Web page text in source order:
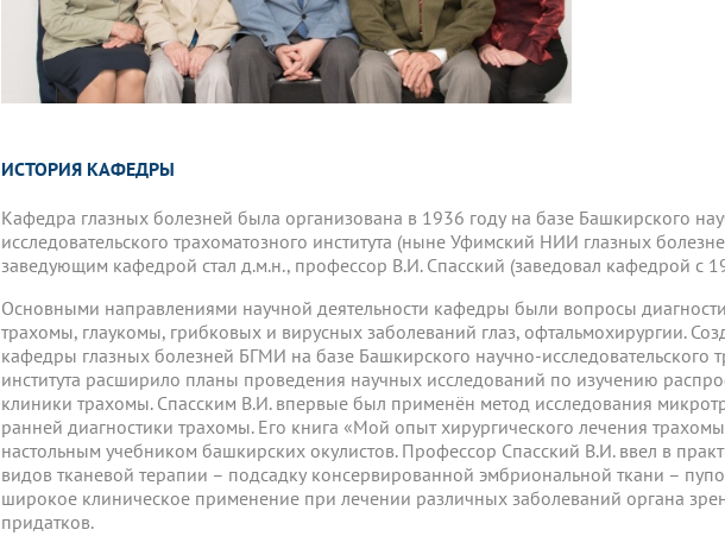
ИСТОРИЯ КАФЕДРЫ
Кафедра глазных болезней была организована в 1936 году на базе Башкирского
исследовательского трахоматозного института (ныне Уфимский НИИ глазных
заведующим кафедрой стал д.м.н., профессор В.И. Спасский (заведовал кафедрой с
Основными направлениями научной деятельности кафедры были вопросы
трахомы, глаукомы, грибковых и вирусных заболеваний глаз, офтальмохирургии.
кафедры глазных болезней БГМИ на базе Башкирского научно-исследовательского
института расширило планы проведения научных исследований по изучению
клиники трахомы. Спасским В.И. впервые был применён метод исследования
ранней диагностики трахомы. Его книга «Мой опыт хирургического лечения
настольным учебником башкирских окулистов. Профессор Спасский В.И. ввел в
видов тканевой терапии – подсадку консервированной эмбриональной ткани –
широкое клиническое применение при лечении различных заболеваний органа
придатков.